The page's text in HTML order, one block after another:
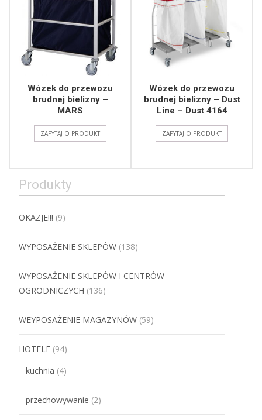
Wózek do przewozu
brudnej bielizny –
MARS
ZAPYTAJ O PRODUKT
Wózek do przewozu
brudnej bielizny – Dust
Line – Dust 4164
ZAPYTAJ O PRODUKT
Produkty
OKAZJE!!! (9)
WYPOSAŻENIE SKLEPÓW (138)
WYPOSAŻENIE SKLEPÓW I CENTRÓW
OGRODNICZYCH (136)
WEYPOSAŻENIE MAGAZYNÓW (59)
HOTELE (94)
kuchnia (4)
przechowywanie (2)